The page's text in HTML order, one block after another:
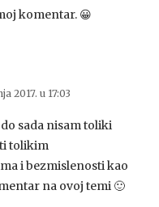
komentar. 😀
2017. u 17:03
sada nisam toliki
tolikim
i bezmislenosti kao
na ovoj temi 🙂